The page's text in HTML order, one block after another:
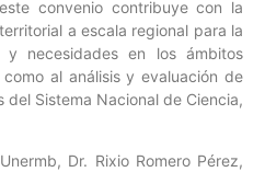
convenio contribuye con la
a escala regional para la
y necesidades en los ámbitos
al análisis y evaluación de
del Sistema Nacional de Ciencia,
Dr. Rixio Romero Pérez,